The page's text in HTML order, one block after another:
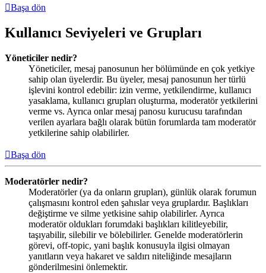
Başa dön
Kullanıcı Seviyeleri ve Grupları
Yöneticiler nedir?
Yöneticiler, mesaj panosunun her bölümünde en çok yetkiye
sahip olan üyelerdir. Bu üyeler, mesaj panosunun her türlü
işlevini kontrol edebilir: izin verme, yetkilendirme, kullanıcı
yasaklama, kullanıcı grupları oluşturma, moderatör yetkilerini
verme vs. Ayrıca onlar mesaj panosu kurucusu tarafından
verilen ayarlara bağlı olarak bütün forumlarda tam moderatör
yetkilerine sahip olabilirler.
Başa dön
Moderatörler nedir?
Moderatörler (ya da onların grupları), günlük olarak forumun
çalışmasını kontrol eden şahıslar veya gruplardır. Başlıkları
değiştirme ve silme yetkisine sahip olabilirler. Ayrıca
moderatör oldukları forumdaki başlıkları kilitleyebilir,
taşıyabilir, silebilir ve bölebilirler. Genelde moderatörlerin
görevi, off-topic, yani başlık konusuyla ilgisi olmayan
yanıtların veya hakaret ve saldırı niteliğinde mesajların
gönderilmesini önlemektir.